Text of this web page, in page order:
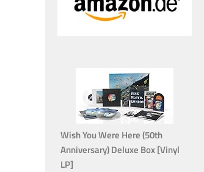
Wish You Were Here (50th
Anniversary) Deluxe Box [Vinyl
LP]